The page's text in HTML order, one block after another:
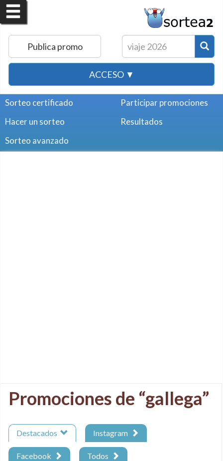
Publica promo
ACCESO ▼
Sorteo certificado
Hacer un sorteo
Sorteo avanzado
Participar promociones
Resultados
Promociones de “gallega”
Destacados Instagram
Facebook Todos